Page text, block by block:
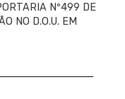
Nº499 DE
NO D.O.U. EM